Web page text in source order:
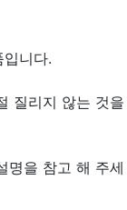
니다.
질리지 않는 것을
명을 참고 해 주세